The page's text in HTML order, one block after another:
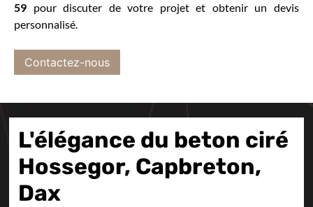
59 pour discuter de votre projet et obtenir un devis
personnalisé.
Contactez-nous
L'élégance du beton ciré
Hossegor, Capbreton,
Dax